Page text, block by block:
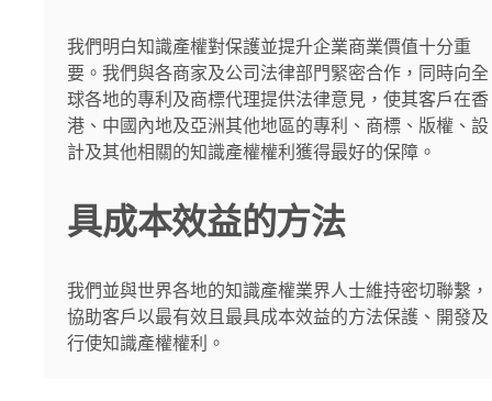
我們明白知識產權對保護並提升企業商業價值十分重
要。我們與各商家及公司法律部門緊密合作，同時向全
球各地的專利及商標代理提供法律意見，使其客戶在香
港、中國內地及亞洲其他地區的專利、商標、版權、設
計及其他相關的知識產權權利獲得最好的保障。
具成本效益的方法
我們並與世界各地的知識產權業界人士維持密切聯繫，
協助客戶以最有效且最具成本效益的方法保護、開發及
行使知識產權權利。